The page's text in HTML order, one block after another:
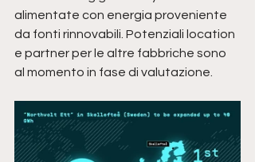
alimentate con energia proveniente
da fonti rinnovabili. Potenziali location
e partner per le altre fabbriche sono
al momento in fase di valutazione.